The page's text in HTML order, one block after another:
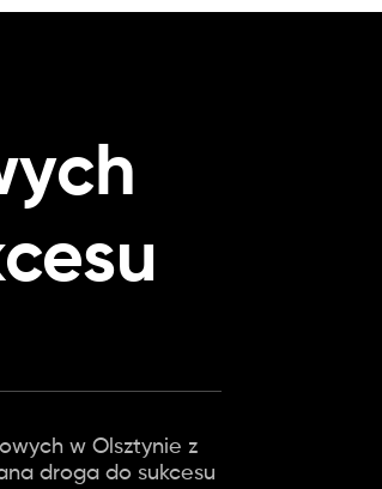
w Olsztynie z
droga do sukcesu